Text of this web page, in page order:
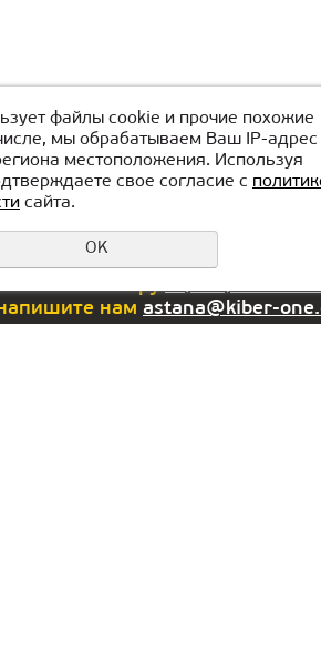
О КиберШколе Каникулы
у вас возникли вопросы или
по номеру8 (776) 704-88-
нам astana@kiber-
файлы cookie и прочие похожие
мы обрабатываем Ваш IP-адрес
местоположения. Используя
свое согласие с
сайта.
OK